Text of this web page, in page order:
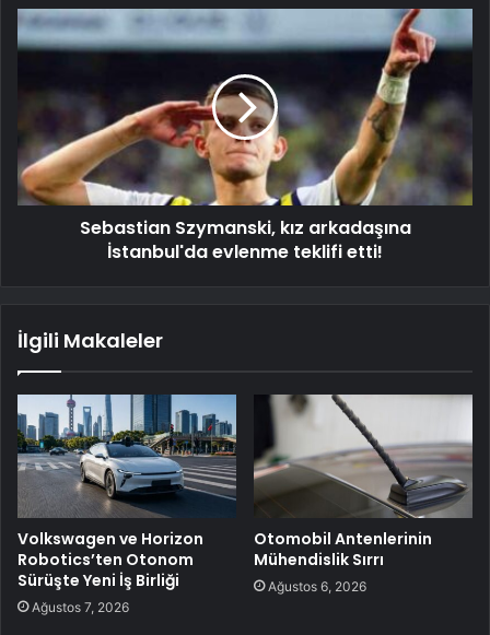
Sebastian Szymanski, kız arkadaşına
İstanbul'da evlenme teklifi etti!
İlgili Makaleler
Volkswagen ve Horizon
Robotics’ten Otonom
Sürüşte Yeni İş Birliği
Ağustos 7, 2026
Otomobil Antenlerinin
Mühendislik Sırrı
Ağustos 6, 2026